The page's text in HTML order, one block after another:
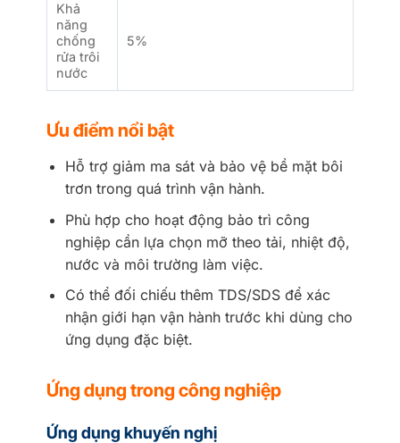
Khả
năng
chống
rửa trôi
nước
5%
Ưu điểm nổi bật
Hỗ trợ giảm ma sát và bảo vệ bề mặt bôi
trơn trong quá trình vận hành.
Phù hợp cho hoạt động bảo trì công
nghiệp cần lựa chọn mỡ theo tải, nhiệt độ,
nước và môi trường làm việc.
Có thể đối chiếu thêm TDS/SDS để xác
nhận giới hạn vận hành trước khi dùng cho
ứng dụng đặc biệt.
Ứng dụng trong công nghiệp
Ứng dụng khuyến nghị